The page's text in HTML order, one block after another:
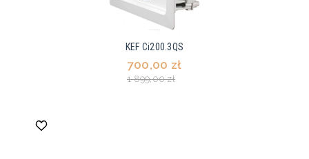
KEF Ci200.3QS
700,00 zł
1 899,00 zł